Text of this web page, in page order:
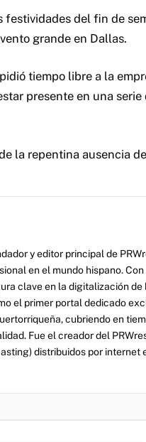
festividades del fin de
grande en Dallas.
tiempo libre a la
presente en una
la repentina ausencia
y editor principal de
en el mundo hispano.
clave en la digitalización
el primer portal dedicado
cubriendo en
Fue el creador del
distribuidos por internet